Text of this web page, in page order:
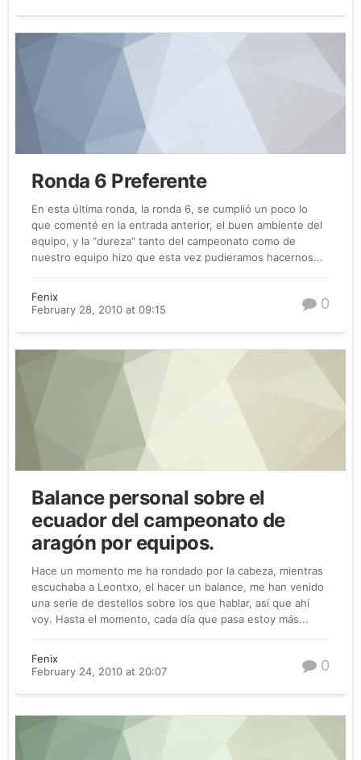
Ronda 6 Preferente
En esta última ronda, la ronda 6, se cumplió un poco lo
que comenté en la entrada anterior, el buen ambiente del
equipo, y la "dureza" tanto del campeonato como de
nuestro equipo hizo que esta vez pudieramos hacernos...
Fenix
February 28, 2010 at 09:15
0
Balance personal sobre el
ecuador del campeonato de
aragón por equipos.
Hace un momento me ha rondado por la cabeza, mientras
escuchaba a Leontxo, el hacer un balance, me han venido
una serie de destellos sobre los que hablar, así que ahí
voy. Hasta el momento, cada día que pasa estoy más...
Fenix
February 24, 2010 at 20:07
0